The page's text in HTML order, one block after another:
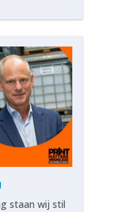
staan wij stil